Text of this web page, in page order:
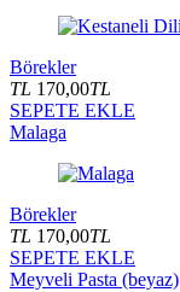
Börekler
TL 170,00TL
SEPETE EKLE
Malaga
Börekler
TL 170,00TL
SEPETE EKLE
Meyveli Pasta (beyaz)